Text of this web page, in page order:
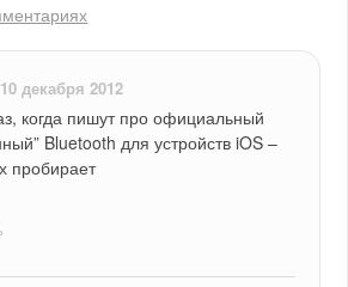
10 декабря 2012
когда пишут про официальный
Bluetooth для устройств iOS –
пробирает